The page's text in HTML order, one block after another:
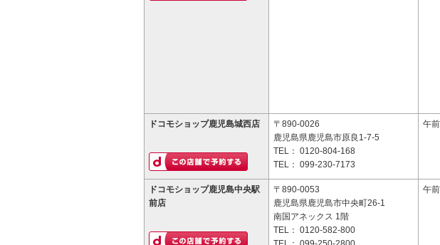
ドコモショップ鹿児島城西店
〒890-0026
鹿児島県鹿児島市原良1-7-5
TEL： 0120-804-168
TEL： 099-230-7173
午
ドコモショップ鹿児島中央駅
前店
〒890-0053
鹿児島県鹿児島市中央町26-1
南国アネックス 1階
TEL： 0120-582-800
午